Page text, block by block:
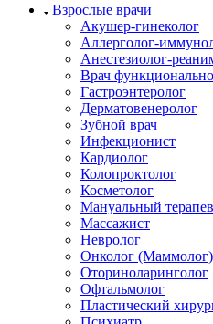
Взрослые врачи
Акушер-гинеколог
Аллерголог-
Анестезиолог-
Врач
Гастроэнтеролог
Дерматовенеролог
Зубной врач
Инфекционист
Кардиолог
Колопроктолог
Косметолог
Мануальный
Массажист
Невролог
Онколог (Маммолог)
Оториноларинголог
Офтальмолог
Пластический